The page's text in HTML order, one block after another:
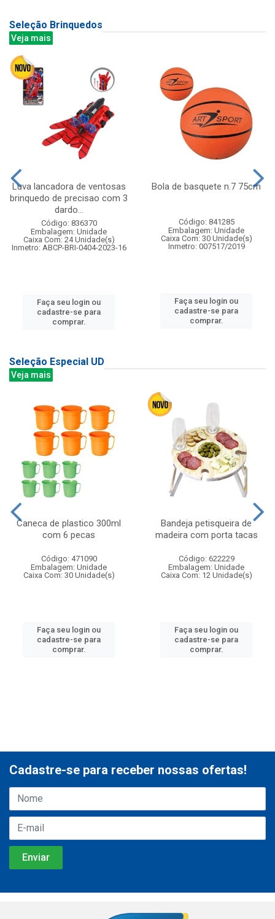
Seleção Brinquedos
Veja mais
Luva lancadora de ventosas
brinquedo de precisao com 3
dardo...
Código: 836370
Embalagem: Unidade
Caixa Com: 24 Unidade(s)
Inmetro: ABCP-BRI-0404-2023-16
Faça seu login ou
cadastre-se para
comprar.
Bola de basquete n.7 75cm
Código: 841285
Embalagem: Unidade
Caixa Com: 30 Unidade(s)
Inmetro: 007517/2019
Faça seu login ou
cadastre-se para
comprar.
Seleção Especial UD
Veja mais
Caneca de plastico 300ml
com 6 pecas
Código: 471090
Embalagem: Unidade
Caixa Com: 30 Unidade(s)
Faça seu login ou
cadastre-se para
comprar.
Bandeja petisqueira de
madeira com porta tacas
Código: 622229
Embalagem: Unidade
Caixa Com: 12 Unidade(s)
Faça seu login ou
cadastre-se para
comprar.
Cadastre-se para receber nossas ofertas!